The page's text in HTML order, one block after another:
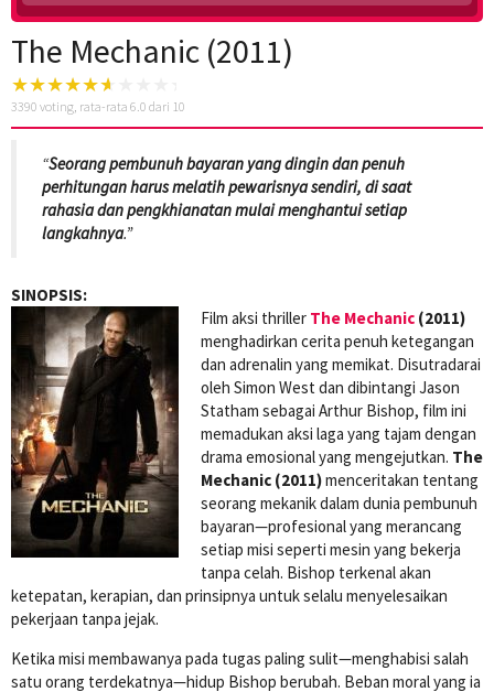
The Mechanic (2011)
3390 voting, rata-rata 6.0 dari 10
“Seorang pembunuh bayaran yang dingin dan penuh
perhitungan harus melatih pewarisnya sendiri, di saat
rahasia dan pengkhianatan mulai menghantui setiap
langkahnya.”
SINOPSIS:
Film aksi thriller The Mechanic (2011)
menghadirkan cerita penuh ketegangan
dan adrenalin yang memikat. Disutradarai
oleh Simon West dan dibintangi Jason
Statham sebagai Arthur Bishop, film ini
memadukan aksi laga yang tajam dengan
drama emosional yang mengejutkan. The
Mechanic (2011)menceritakan tentang
seorang mekanik dalam dunia pembunuh
bayaran—profesional yang merancang
setiap misi seperti mesin yang bekerja
tanpa celah. Bishop terkenal akan
ketepatan, kerapian, dan prinsipnya untuk selalu menyelesaikan
pekerjaan tanpa jejak.
Ketika misi membawanya pada tugas paling sulit—menghabisi salah
satu orang terdekatnya—hidup Bishop berubah. Beban moral yang ia